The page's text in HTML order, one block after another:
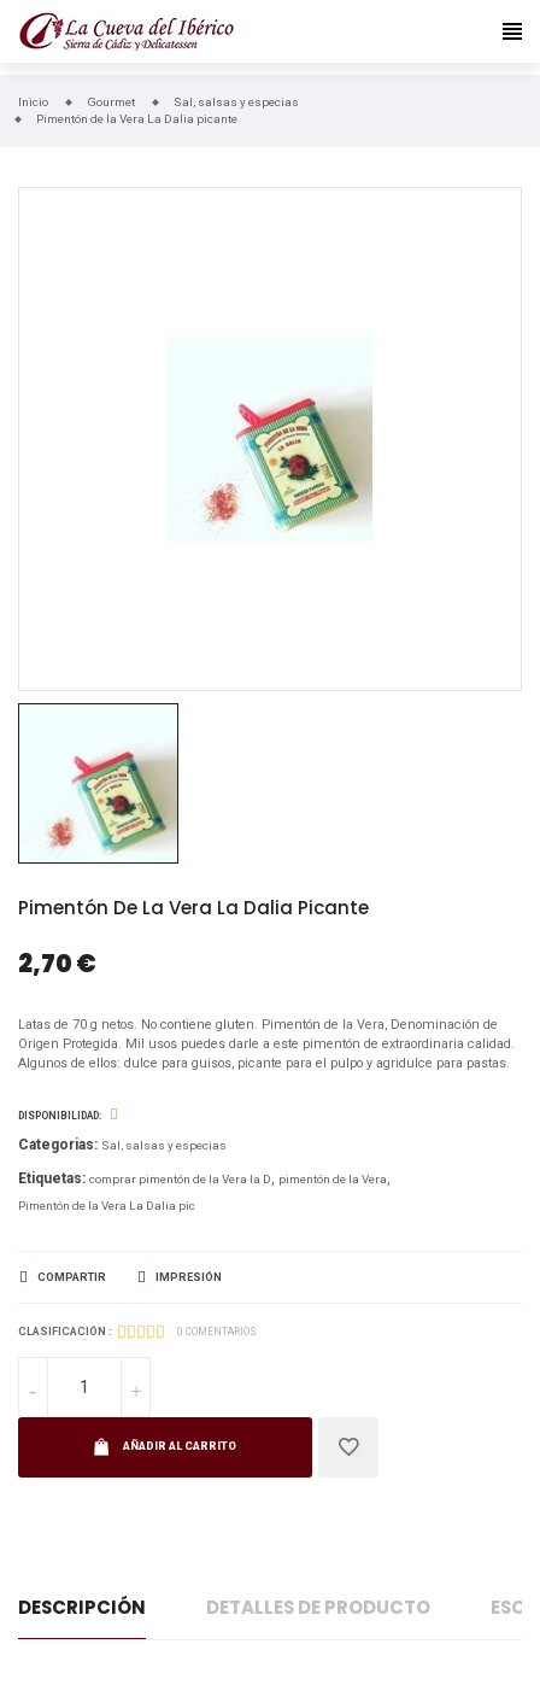
Inicio Gourmet
Sal, salsas y especias
Pimentón de la Vera La Dalia picante
Pimentón De La Vera La Dalia Picante
2,70 €
Latas de 70 g netos. No contiene gluten. Pimentón de la Vera, Denominación de
Origen Protegida. Mil usos puedes darle a este pimentón de extraordinaria calidad.
Algunos de ellos: dulce para guisos, picante para el pulpo y agridulce para pastas.
DISPONIBILIDAD:
Categorias: Sal, salsas y especias
Etiquetas: comprar pimentón de la Vera la D pimentón de la Vera
Pimentón de la Vera La Dalia pic
COMPARTIR IMPRESIÓN
CLASIFICACIÓN : 0 COMENTARIOS
AÑADIR AL CARRITO
DESCRIPCIÓN DETALLES DE PRODUCTO